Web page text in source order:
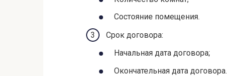
Состояние помещения.
Срок договора:
Начальная дата договора;
Окончательная дата договора.